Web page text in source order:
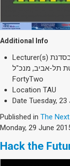
Additional Info
Lecturer(s)
תל-אביב, מנכ"ל
FortyTwo
Location TAU
Date Tuesday, 23
Published in The
Monday, 29 June
Hack the